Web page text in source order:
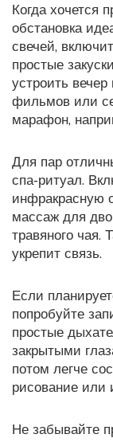
Когда хочется
обстановка
свечей,
простые
устроить
фильмов или
марафон,
Для пар
спа‑ритуал.
инфракрасную
массаж для
травяного чая.
укрепит связь.
Если
попробуйте
простые
закрытыми
потом легче
рисование или
Не забывайте